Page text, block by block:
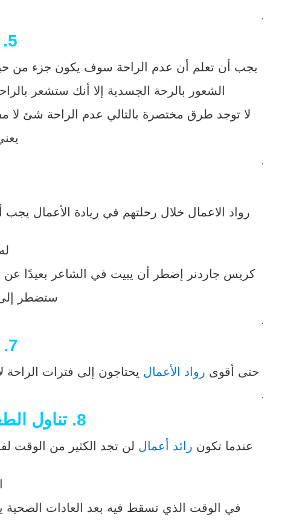
.
5. يجب أن تتأقلم مع عدم الراحة:
يجب أن تعلم أن عدم الراحة سوف يكون جزء من
الشعور بالرحة الجسدية إلا أنك ستشعر
لا توجد طرق مختصرة بالتالي عدم الراحة شئ لا
.
رواد الاعمال خلال رحلتهم في ريادة الأعمال
كريس جاردنر إضطر أن يبيت في الشاعر بعيدًا عن
ستضطر
.
7. وضع أوقات الراحة في الاعتبار:
حتى أقوى رواد الأعمال يحتاجون إلى فترات
.
8. تناول الطعام، ونم جيدًا، ومارس التمارين الرياضية:
عندما تكون رائد أعمال لن تجد الكثير من الوقت
في الوقت الذي تسقط فيه بعد العادات الصحية